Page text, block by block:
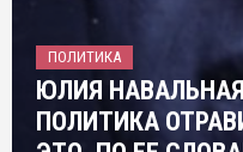
ПОЛИТИКА
ЮЛИЯ
ПОЛИТИКА